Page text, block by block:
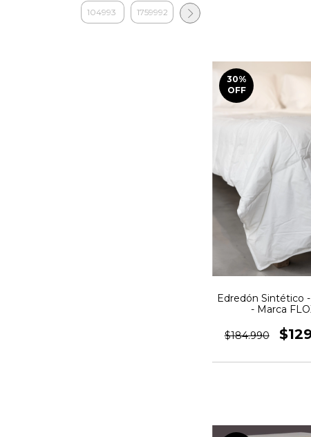
30%
OFF
Edredón Sintético
- Marca
$184.990